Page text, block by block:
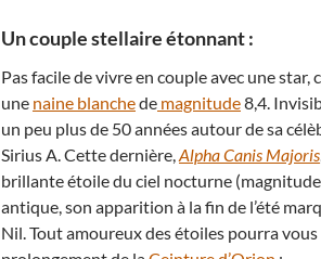
Un couple stellaire étonnant :
Pas facile de vivre en couple avec une star,
une naine blanchede magnitude8,4.
un peu plus de 50 années autour de sa
Sirius A. Cette dernière,Alpha Canis Majoris
brillante étoile du ciel nocturne (magnitude
antique, son apparition à la fin de l’été
Nil. Tout amoureux des étoiles pourra